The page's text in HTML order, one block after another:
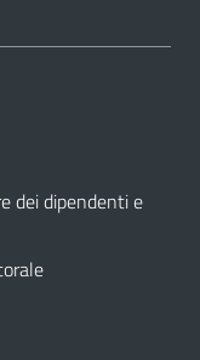
dei dipendenti e